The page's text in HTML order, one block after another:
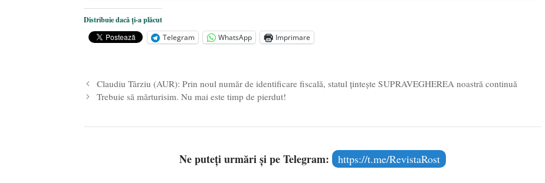
O nouă autostradă distruge pădurea amazoniană, pentru summitul climatic COP30 - 14 martie
2025
Alegeri controlate - 11 martie 2025
Distribuie dacă ți-a plăcut
Telegram
WhatsApp Imprimare
Claudiu Târziu (AUR): Prin noul număr de identificare fiscală, statul țintește SUPRAVEGHEREA noastră continuă
Trebuie să mărturisim. Nu mai este timp de pierdut!
Ne puteți urmări și pe Telegram: https://t.me/RevistaRost